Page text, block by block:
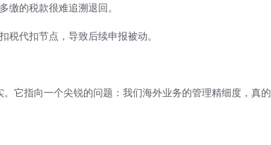
缴的税款很难追溯退回。
税代扣节点，导致后续申报被动。
它指向一个尖锐的问题：我们海外业务的管理精细度，真的